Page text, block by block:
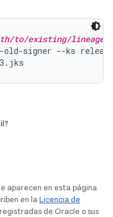
to/existing/lineage
signer --ks
aparecen en esta página
en la Licencia de
de Oracle o sus